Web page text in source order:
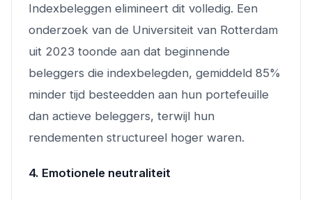
Indexbeleggen elimineert dit volledig. Een
onderzoek van de Universiteit van Rotterdam
uit 2023 toonde aan dat beginnende
beleggers die indexbelegden, gemiddeld 85%
minder tijd besteedden aan hun portefeuille
dan actieve beleggers, terwijl hun
rendementen structureel hoger waren.
4. Emotionele neutraliteit